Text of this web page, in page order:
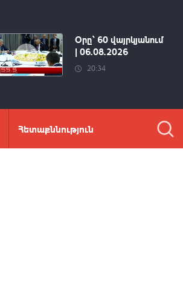
Օրը՝ 60 վայրկյանում
| 06.08.2026
20:34
Հետաքննություն